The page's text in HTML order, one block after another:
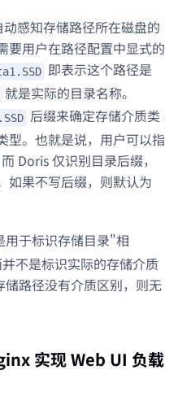
感知存储路径所在磁盘的
要用户在路径配置中显式的
即表示这个路径是
就是实际的目录名称。
.SSD 后缀来确定存储介质类
型。也就是说，用户可以指
Doris 仅识别目录后缀，
如果不写后缀，则默认为
用于标识存储目录"相
不是标识实际的存储介质
路径没有介质区别，则无
实现 Web UI 负载